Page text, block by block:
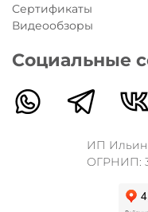
Сертификаты
Видеообзоры
Социальные
ИП Ильин
ОГРНИП: